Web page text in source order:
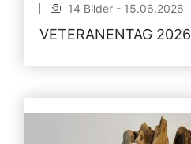
14 Bilder - 15.06.2026
VETERANENTAG 2026